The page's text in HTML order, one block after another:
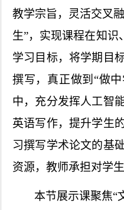
教学宗旨，灵活交叉
生”，实现课程在知
学习目标，将学期目
撰写，真正做到“做
中，充分发挥人工智
英语写作，提升学生
习撰写学术论文的基
资源，教师承担对学
本节展示课聚焦“